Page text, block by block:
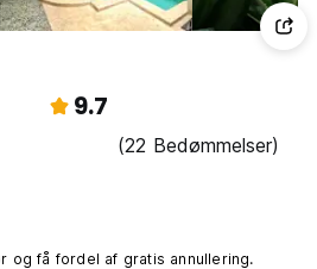
9.7
(22 Bedømmelser)
og få fordel af gratis annullering.